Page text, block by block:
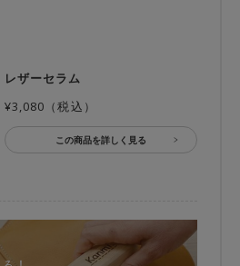
レザーセラム
¥3,080（税込）
この商品を詳しく見る